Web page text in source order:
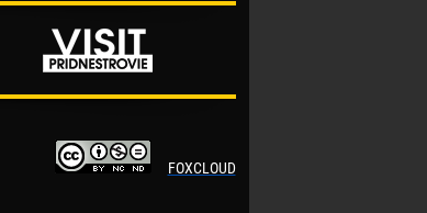
FOXCLOUD